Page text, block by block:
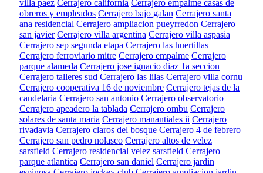
villa paez Cerrajero california Cerrajero empalme casas de
obreros y empleados Cerrajero bajo galan Cerrajero santa
ana residencial Cerrajero ampliacion pueyrredon Cerrajero
san javier Cerrajero villa argentina Cerrajero villa aspasia
Cerrajero sep segunda etapa Cerrajero las huertillas
Cerrajero ferroviario mitre Cerrajero empalme Cerrajero
parque alameda Cerrajero jose ignacio diaz 1a seccion
Cerrajero talleres sud Cerrajero las lilas Cerrajero villa cornu
Cerrajero cooperativa 16 de noviembre Cerrajero tejas de la
candelaria Cerrajero san antonio Cerrajero observatorio
Cerrajero apeadero la tablada Cerrajero ombu Cerrajero
solares de santa maria Cerrajero manantiales ii Cerrajero
rivadavia Cerrajero claros del bosque Cerrajero 4 de febrero
Cerrajero san pedro nolasco Cerrajero altos de velez
sarsfield Cerrajero residencial velez sarsfield Cerrajero
parque atlantica Cerrajero san daniel Cerrajero jardin